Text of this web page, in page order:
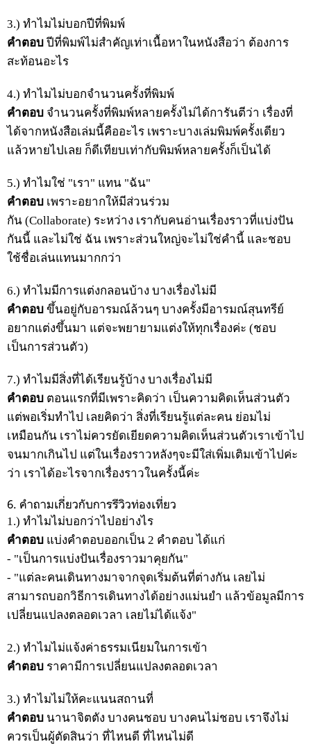
3.) ทำไมไม่บอกปีที่พิมพ์
คำตอบปีที่พิมพ์ไม่สำคัญเท่าเนื้อหาในหนังสือว่า ต้องการ
สะท้อนอะไร
4.) ทำไมไม่บอกจำนวนครั้งที่พิมพ์
คำตอบ จำนวนครั้งที่พิมพ์หลายครั้งไม่ได้การันตีว่า เรื่องที่
ได้จากหนังสือเล่มนี้คืออะไร เพราะบางเล่มพิมพ์ครั้งเดียว
แล้วหายไปเลย ก็ดีเทียบเท่ากับพิมพ์หลายครั้งก็เป็นได้
5.) ทำไมใช่ "เรา" แทน "ฉัน"
คำตอบ เพราะอยากให้มีส่วนร่วม
กัน (Collaborate) ระหว่าง เรากับคนอ่านเรื่องราวที่แบ่งปัน
กันนี้ และไม่ใช่ ฉัน เพราะส่วนใหญ่จะไม่ใช่คำนี้ และชอบ
ใช้ชื่อเล่นแทนมากกว่า
6.) ทำไมมีการแต่งกลอนบ้าง บางเรื่องไม่มี
คำตอบ ขึ้นอยู่กับอารมณ์ล้วนๆ บางครั้งมีอารมณ์สุนทรีย์
อยากแต่งขึ้นมา แต่จะพยายามแต่งให้ทุกเรื่องค่ะ (ชอบ
เป็นการส่วนตัว)
7.) ทำไมมีสิ่งที่ได้เรียนรู้บ้าง บางเรื่องไม่มี
คำตอบ ตอนแรกที่มีเพราะคิดว่า เป็นความคิดเห็นส่วนตัว
แต่พอเริ่มทำไป เลยคิดว่า สิ่งที่เรียนรู้แต่ละคน ย่อมไม่
เหมือนกัน เราไม่ควรยัดเยียดความคิดเห็นส่วนตัวเราเข้าไป
จนมากเกินไป แต่ในเรื่องราวหลังๆจะมีใส่เพิ่มเติมเข้าไปค่ะ
ว่า เราได้อะไรจากเรื่องราวในครั้งนี้ค่ะ
6. คำถามเกี่ยวกับการรีวิวท่องเที่ยว
1.) ทำไมไม่บอกว่าไปอย่างไร
คำตอบ แบ่งคำตอบออกเป็น 2 คำตอบ ได้แก่
- "เป็นการแบ่งปันเรื่องราวมาคุยกัน"
- "แต่ละคนเดินทางมาจากจุดเริ่มต้นที่ต่างกัน เลยไม่
สามารถบอกวิธีการเดินทางได้อย่างแม่นยำ แล้วข้อมูลมีการ
เปลี่ยนแปลงตลอดเวลา เลยไม่ได้แจ้ง"
2.) ทำไมไม่แจ้งค่าธรรมเนียมในการเข้า
คำตอบ ราคามีการเปลี่ยนแปลงตลอดเวลา
3.) ทำไมไม่ให้คะแนนสถานที่
คำตอบ นานาจิตตัง บางคนชอบ บางคนไม่ชอบ เราจึงไม่
ควรเป็นผู้ตัดสินว่า ที่ไหนดี ที่ไหนไม่ดี